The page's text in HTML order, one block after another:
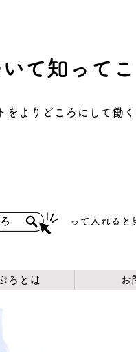
て知って
をよりどころにして働
って入れると
ろとは お